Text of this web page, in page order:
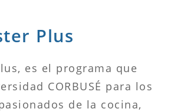
Plus
es el programa que
CORBUSÉ para los
de la cocina,